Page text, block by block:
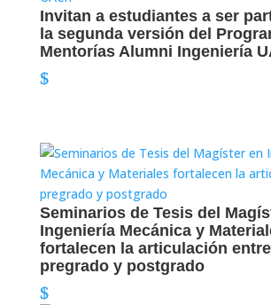
Invitan a estudiantes a ser
la segunda versión del
Mentorías Alumni Ingeniería
Seminarios de Tesis del
Ingeniería Mecánica y
fortalecen la articulación entre
pregrado y postgrado